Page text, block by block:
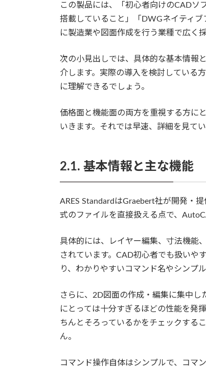
この製品には、「初心者向けのCADソ
搭載していること」「DWGネイティ
に製造業や図面作成を行う業種で広く
次の小見出しでは、具体的な基本情報
介します。実際の導入を検討している
に理解できるでしょう。
価格面と機能面の両方を重視する方に
いきます。それでは早速、詳細を見てい
2.1. 基本情報と主な機能
ARES StandardはGraebert社が開発・
式のファイルを直接扱える点で、
具体的には、レイヤー編集、寸法機能
されています。CAD初心者でも扱いや
り、わかりやすいコマンド名やシンプ
さらに、2D図面の作成・編集に集中
にとっては十分すぎるほどの性能を発
ちんとそろっているかをチェックする
ん。
コマンド操作自体はシンプルで、コマ